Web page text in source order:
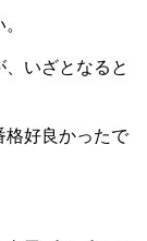
いざとなると
格好良かったで